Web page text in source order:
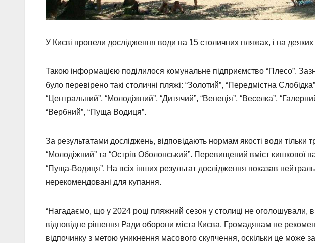
У Києві провели дослідження води на 15 столичних пляжах, і на
Такою інформацією поділилося комунальне підприємство “Плесо”.
було перевірено такі столичні пляжі: “Золотий”, “Передмістна
“Центральний”, “Молодіжний”, “Дитячий”, “Венеція”, “Веселка”,
“Вербний”, “Пуща Водиця”.
За результатами досліджень, відповідають нормам якості води тільки
“Молодіжний” та “Острів Оболонський”. Перевищений вміст кишкової
“Пуща-Водиця”. На всіх інших результат дослідження показав
нерекомендовані для купання.
“Нагадаємо, що у 2024 році пляжний сезон у столиці не оголошували,
відповідне рішення Ради оборони міста Києва. Громадянам не
відпочинку з метою уникнення масового скупчення, оскільки це може